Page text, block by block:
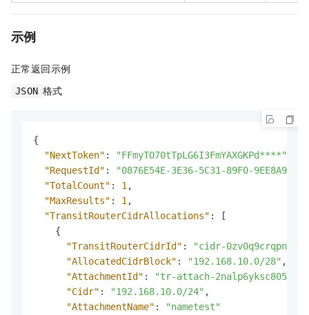
示例
正常返回示例
JSON 格式
{
"NextToken" : "FFmyTO70tTpLG6I3FmYAXGKPd****"
"RequestId" :
"0876E54E-3E36-5C31-89F0-
"TotalCount" : 1 ,
"MaxResults" : 1 ,
"TransitRouterCidrAllocations" :
[
{
"TransitRouterCidrId" :
"cidr-
"AllocatedCidrBlock" : "192.168.10.0/28" ,
"AttachmentId" :
"tr-attach-
"Cidr" : "192.168.10.0/24" ,
"AttachmentName" :
"nametest"